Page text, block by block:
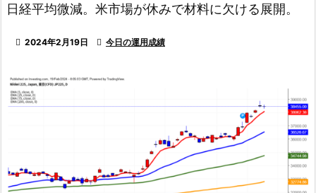
日経平均微減。米市場が休みで材料に欠ける展開。
 2024年2月19日  今日の運用成績